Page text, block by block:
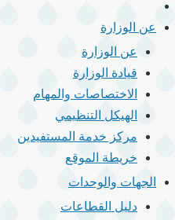
القائمة
الرئيسيةعن الوزارة
عن الوزارة
قيادة الوزارة
الاختصاصات والمهام
الهيكل التنظيمي
مركز خدمة المستفيدين
خريطة الموقع
الجهات والوحدات
دليل القطاعات